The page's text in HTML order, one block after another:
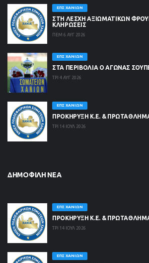
ΕΠΣ ΧΑΝΊΩΝ
ΣΤΗ ΛΈΣΧΗ ΑΞΙΩΜΑΤΙΚΏΝ
ΚΛΗΡΏΣΕΙΣ
ΠΕΜ 6 ΑΥΓ 2026
ΕΠΣ ΧΑΝΊΩΝ
ΣΤΑ ΠΕΡΙΒΟΛΙΑ Ο ΑΓΩΝΑΣ
ΤΡΙ 4 ΑΥΓ 2026
ΕΠΣ ΧΑΝΊΩΝ
ΠΡΟΚΗΡΥΞΗ Κ.Ε. &
ΤΡΙ 14 ΙΟΥΛ 2026
ΔΗΜΟΦΙΛΉ ΝΈΑ
ΕΠΣ ΧΑΝΊΩΝ
ΠΡΟΚΗΡΥΞΗ Κ.Ε. &
ΤΡΙ 14 ΙΟΥΛ 2026
ΕΠΣ ΧΑΝΊΩΝ